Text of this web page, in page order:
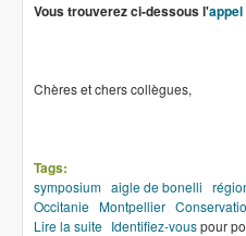
Vous trouverez ci-dessous l'
Chères et chers collègues,
Tags:
symposium aigle de bonelli
Occitanie Montpellier
Lire la suite de Symposium 2020
Identifiez-vouspour